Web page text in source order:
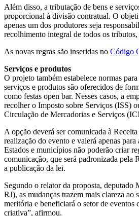
Além disso, a tributação de bens e
proporcional à divisão contratual. O
apenas um dos produtores seja
recolhimento integral de todos os
As novas regras são inseridas no Código
Serviços e produtos
O projeto também estabelece normas
serviços e produtos são oferecidos de
como festas open bar. Nesses casos, a
recolher o Imposto sobre Serviços (ISS)
Circulação de Mercadorias e Serviços (
A opção deverá ser comunicada à Receita
realização do evento e valerá apenas para
Estados e municípios não poderão criar
comunicação, que será padronizada pela
a publicação da lei.
Segundo o relator da proposta,
RJ), as mudanças trazem mais clareza ao
meritória e beneficiará o setor de eventos
criativa”, afirmou.